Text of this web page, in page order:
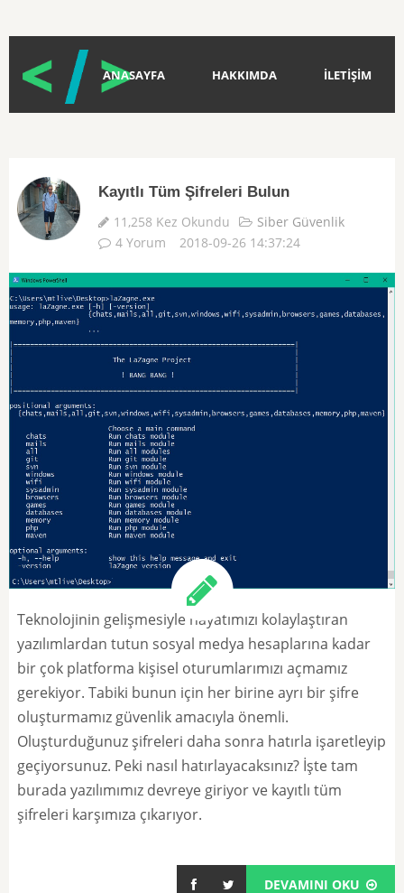
ANASAYFA HAKKIMDA İLETİŞİM
Kayıtlı Tüm Şifreleri Bulun
11,258 Kez Okundu
Siber Güvenlik
4 Yorum
2018-09-26 14:37:24
Teknolojinin gelişmesiyle hayatımızı kolaylaştıran
yazılımlardan tutun sosyal medya hesaplarına kadar
bir çok platforma kişisel oturumlarımızı açmamız
gerekiyor. Tabiki bunun için her birine ayrı bir şifre
oluşturmamız güvenlik amacıyla önemli.
Oluşturduğunuz şifreleri daha sonra hatırla işaretleyip
geçiyorsunuz. Peki nasıl hatırlayacaksınız? İşte tam
burada yazılımımız devreye giriyor ve kayıtlı tüm
şifreleri karşımıza çıkarıyor.
DEVAMINI OKU